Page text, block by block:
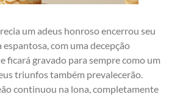
um adeus honroso encerrou seu
com uma decepção
ficará gravado para sempre como um
triunfos também prevalecerão.
continuou na lona, completamente